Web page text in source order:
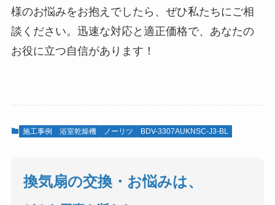
様のお悩みをお抱えでしたら、ぜひ私たちにご相
談ください。迅速な対応と適正価格で、あなたの
お役に立つ自信があります！
施工事例 浴室乾燥機 ノーリツ BDV-3307AUKNSC-J3-BL
換気扇の交換・お悩みは、